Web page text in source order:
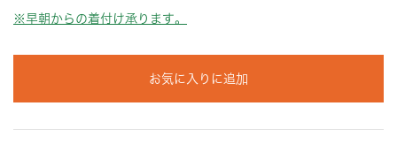
※早朝からの着付け承ります。
お気に入りに追加